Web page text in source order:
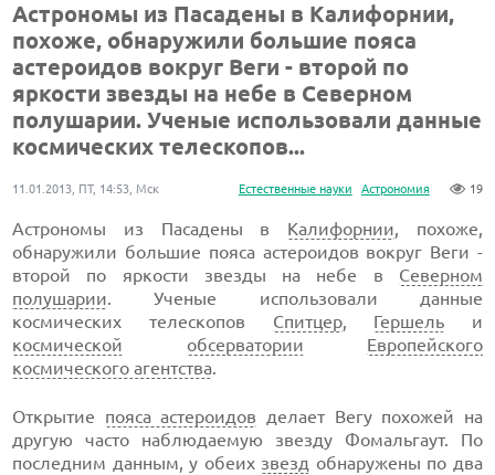
Астрономы из Пасадены в Калифорнии,
похоже, обнаружили большие пояса
астероидов вокруг Веги - второй по
яркости звезды на небе в Северном
полушарии. Ученые использовали данные
космических телескопов...
Естественные науки Астрономия 19
11.01.2013, ПТ, 14:53, Мск
Астрономы из Пасадены в Калифорнии, похоже,
обнаружили большие пояса астероидов вокруг Веги -
второй по яркости звезды на небе в Северном
полушарии. Ученые использовали данные
космических телескопов Спитцер, Гершель и
космической
обсерватории
Европейского
космического агентства.
Открытие пояса астероидов делает Вегу похожей на
другую часто наблюдаемую звезду Фомальгаут. По
последним данным, у обеих звезд обнаружены по два